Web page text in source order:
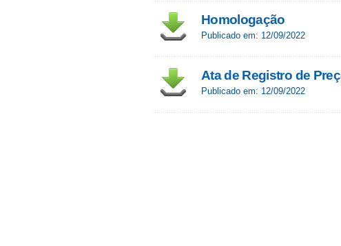
Homologação
Publicado em: 12/09/2022
Ata de Registro de
Publicado em: 12/09/2022